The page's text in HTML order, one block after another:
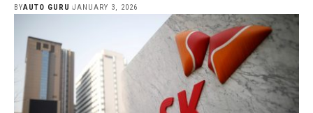
BYAUTO GURU JANUARY 3, 2026